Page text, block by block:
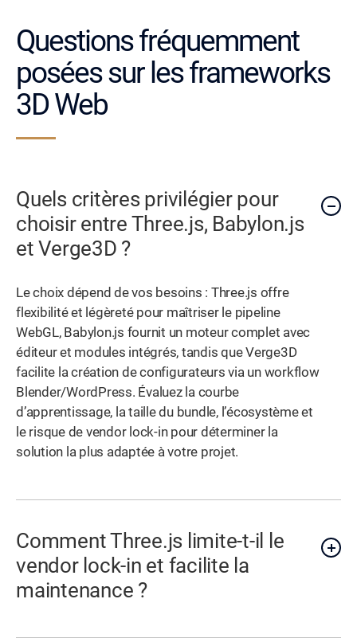
Questions fréquemment
posées sur les frameworks
3D Web
Quels critères privilégier pour
choisir entre Three.js, Babylon.js
et Verge3D ?
Le choix dépend de vos besoins : Three.js offre
flexibilité et légèreté pour maîtriser le pipeline
WebGL, Babylon.js fournit un moteur complet avec
éditeur et modules intégrés, tandis que Verge3D
facilite la création de configurateurs via un workflow
Blender/WordPress. Évaluez la courbe
d’apprentissage, la taille du bundle, l’écosystème et
le risque de vendor lock-in pour déterminer la
solution la plus adaptée à votre projet.
Comment Three.js limite-t-il le
vendor lock-in et facilite la
maintenance ?